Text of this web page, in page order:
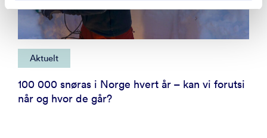
Aktuelt
100 000 snøras i Norge hvert år – kan vi forutsi
når og hvor de går?